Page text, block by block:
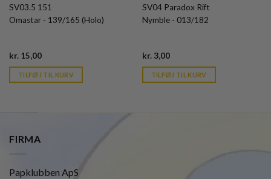
SV03.5 151
Omastar - 139/165 (Holo)
kr. 15,00Current
is:
kr. 39,95.
TILFØJ TIL KURV
SV04 Paradox Rift
Nymble - 013/182
kr.3,00Current
is:
kr. 39,95.
TILFØJ TIL KURV
FIRMA
Papklubben ApS